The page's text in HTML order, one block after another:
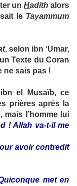
un Hadith alors
le Tayammum
, selon ibn ‘Umar,
Texte du Coran
ne sais pas !
ibn el Musaïb, ce
prières après la
mais l’homme lui
! Allah va-t-il me
avoir contredit
met en